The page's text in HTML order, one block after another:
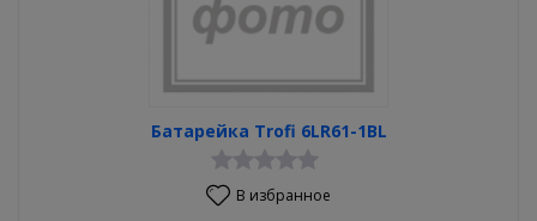
Батарейка Trofi 6LR61-1BL
В избранное